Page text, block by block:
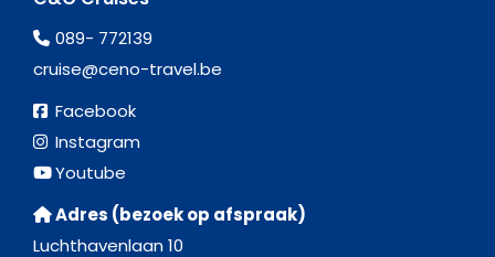
089- 772139
cruise@ceno-travel.be
Facebook
Instagram
Youtube
Adres (bezoek op afspraak)
Luchthavenlaan 10